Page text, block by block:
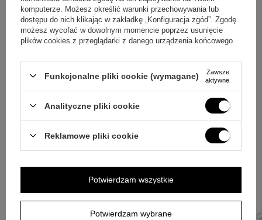
Odpowiedź:Produkty są umieszczone w białym
pudełeczku, a całość w torebce prezentowej ze wstążką.
Na koniec: wybór, który zostaje
Jeśli zależy Ci na tradycyjnym upominku o religijnym
znaczeniu, ten zestaw łączy czytelny motyw, dopracowane
szlifowane promienie budują charakter, a grawer imienia i
daty pomaga zachować wspomnienie ważnego dnia.
Wybierz komplet z łańcuszkiem, gdy chcesz wręczyć
pamiątkę gotową do podarowania.
komputerze. Możesz określić warunki przechowywania lub
dostępu do nich klikając w zakładkę „Konfiguracja zgód”. Zgodę
możesz wycofać w dowolnym momencie poprzez usunięcie
plików cookies z przeglądarki z danego urządzenia końcowego.
Funkcjonalne pliki cookie (wymagane)
Zawsze
aktywne
Analityczne pliki cookie
Reklamowe pliki cookie
Potwierdzam wybrane
Potwierdzam wszystkie